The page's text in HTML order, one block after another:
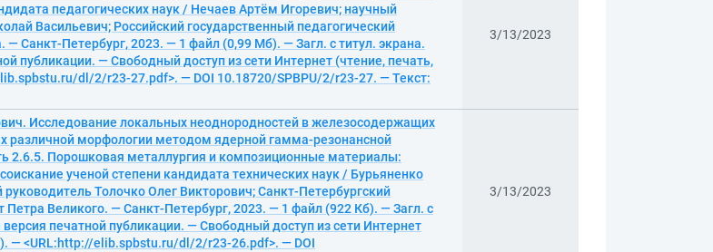
педагогических наук / Нечаев Артём Игоревич; научный
Васильевич; Российский государственный педагогический
— Санкт-Петербург, 2023. — 1 файл (0,99 Мб). — Загл. с титул. экрана.
публикации. — Свободный доступ из сети Интернет (чтение, печать,
dl/2/r23-27.pdf>. — DOI 10.18720/SPBPU/2/r23-27. — Текст:
3/13/2023
Исследование локальных неоднородностей в железосодержащих
различной морфологии методом ядерной гамма-резонансной
2.6.5. Порошковая металлургия и композиционные материалы:
ученой степени кандидата технических наук / Бурьяненко
Толочко Олег Викторович; Санкт-Петербургский
Петра Великого. — Санкт-Петербург, 2023. — 1 файл (922 Кб). — Загл. с
печатной публикации. — Свободный доступ из сети Интернет
— <URL:http://elib.spbstu.ru/dl/2/r23-26.pdf>. — DOI
3/13/2023